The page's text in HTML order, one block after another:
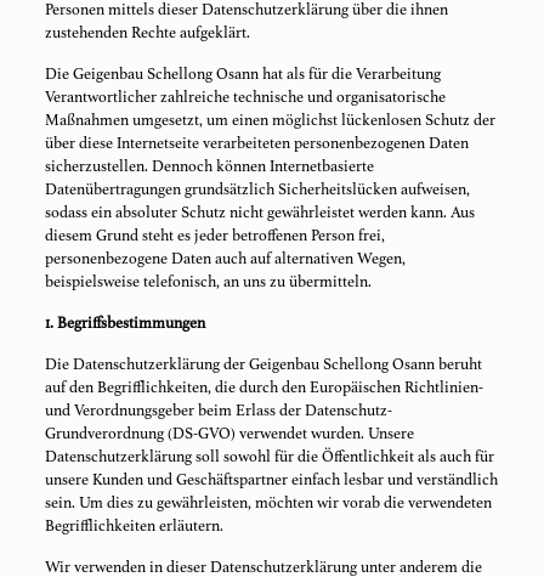
Personen mittels dieser Datenschutzerklärung über die ihnen
zustehenden Rechte aufgeklärt.
Die Geigenbau Schellong Osann hat als für die Verarbeitung
Verantwortlicher zahlreiche technische und organisatorische
Maßnahmen umgesetzt, um einen möglichst lückenlosen Schutz der
über diese Internetseite verarbeiteten personenbezogenen Daten
sicherzustellen. Dennoch können Internetbasierte
Datenübertragungen grundsätzlich Sicherheitslücken aufweisen,
sodass ein absoluter Schutz nicht gewährleistet werden kann. Aus
diesem Grund steht es jeder betroffenen Person frei,
personenbezogene Daten auch auf alternativen Wegen,
beispielsweise telefonisch, an uns zu übermitteln.
1. Begriffsbestimmungen
Die Datenschutzerklärung der Geigenbau Schellong Osann beruht
auf den Begrifflichkeiten, die durch den Europäischen Richtlinien-
und Verordnungsgeber beim Erlass der Datenschutz-
Grundverordnung (DS-GVO) verwendet wurden. Unsere
Datenschutzerklärung soll sowohl für die Öffentlichkeit als auch für
unsere Kunden und Geschäftspartner einfach lesbar und verständlich
sein. Um dies zu gewährleisten, möchten wir vorab die verwendeten
Begrifflichkeiten erläutern.
Wir verwenden in dieser Datenschutzerklärung unter anderem die